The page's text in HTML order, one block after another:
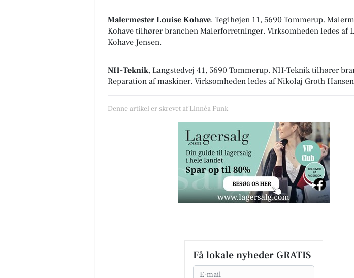
Malermester Louise Kohave, Teglhøjen 11, 5690 Tommerup.
Kohave tilhører branchen Malerforretninger. Virksomheden ledes af
Kohave Jensen.
NH-Teknik, Langstedvej 41, 5690 Tommerup. NH-Teknik tilhører
Reparation af maskiner. Virksomheden ledes af Nikolaj Groth
Denne artikel er skrevet af Linnéa Funk
Få lokale nyheder GRATIS
Email